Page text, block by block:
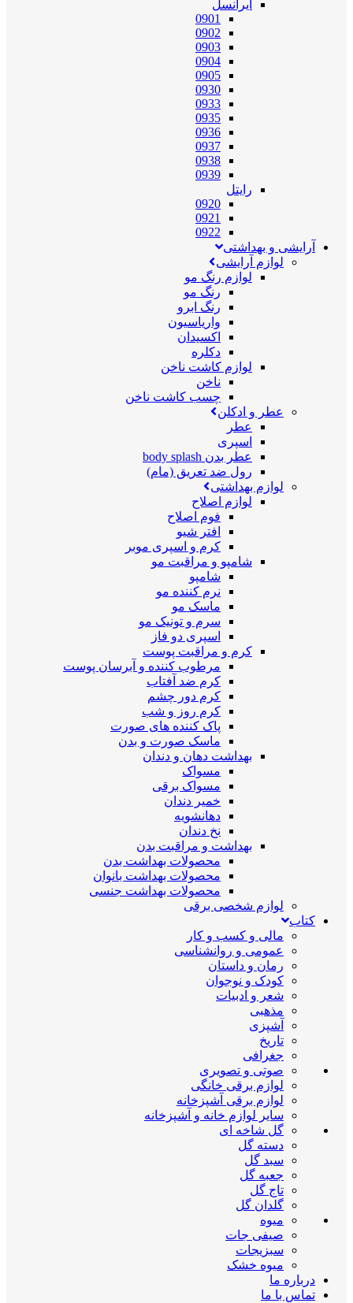
ایرانسل
0901
0902
0903
0904
0905
0930
0933
0935
0936
0937
0938
0939
رایتل
0920
0921
0922
آرایشی و بهداشتی
لوازم آرایشی
لوازم رنگ مو
رنگ مو
رنگ ابرو
واریاسیون
اکسیدان
دکلره
لوازم کاشت ناخن
ناخن
چسب کاشت ناخن
عطر و ادکلن
عطر
اسپری
عطر بدن body splash
رول ضد تعریق (مام)
لوازم بهداشتی
لوازم اصلاح
فوم اصلاح
افتر شیو
کرم و اسپری موبر
شامپو و مراقبت مو
شامپو
نرم کننده مو
ماسک مو
سرم و تونیک مو
اسپری دو فاز
کرم و مراقبت پوست
مرطوب کننده و آبرسان پوست
کرم ضد آفتاب
کرم دور چشم
کرم روز و شب
پاک کننده های صورت
ماسک صورت و بدن
بهداشت دهان و دندان
مسواک
مسواک برقی
خمیر دندان
دهانشویه
نخ دندان
بهداشت و مراقبت بدن
محصولات بهداشت بدن
محصولات بهداشت بانوان
محصولات بهداشت جنسی
لوازم شخصی برقی
کتاب
مالی و کسب و کار
عمومی و روانشناسی
رمان و داستان
کودک و نوجوان
شعر و ادبیات
مذهبی
آشپزی
تاریخ
جغرافی
صوتی و تصویری
لوازم برقی خانگی
لوازم برقی آشپزخانه
سایر لوازم خانه و آشپزخانه
گل شاخه ای
دسته گل
سبد گل
جعبه گل
تاج گل
گلدان گل
میوه
صیفی جات
سبزیجات
میوه خشک
درباره ما
تماس با ما